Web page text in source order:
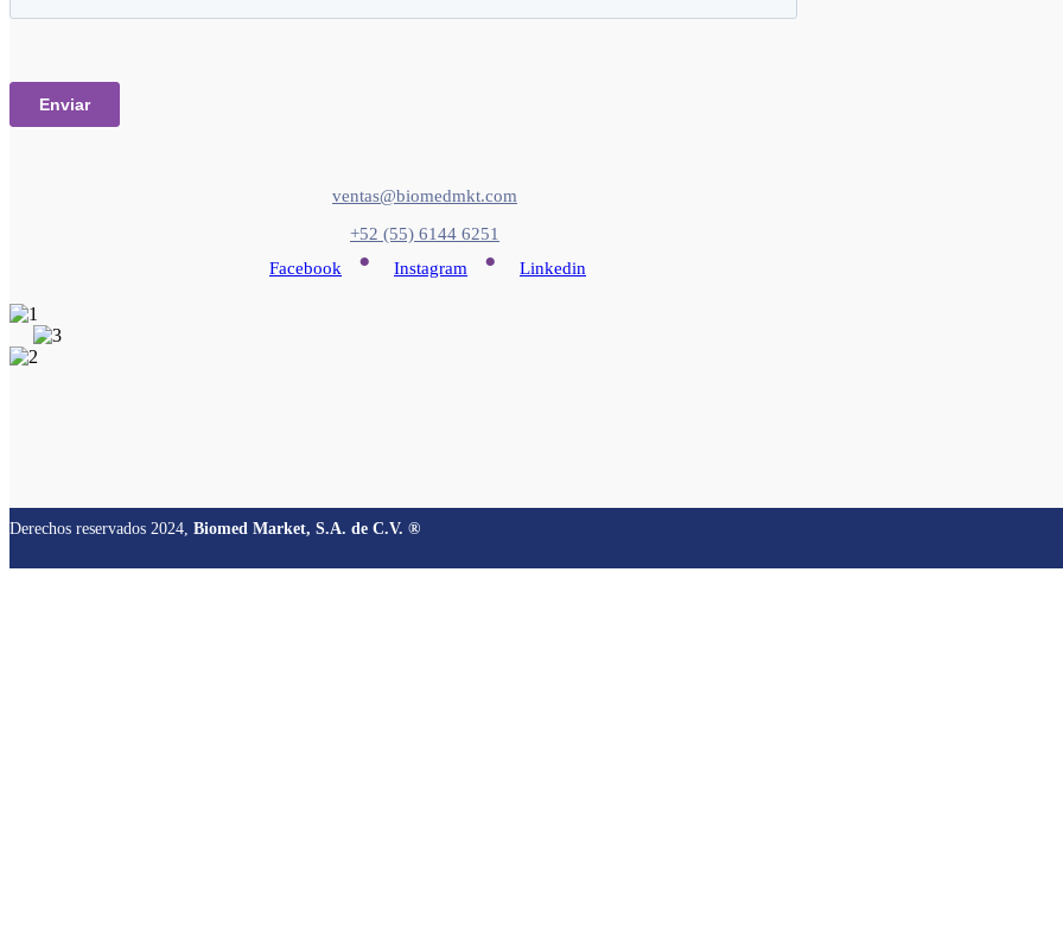
ventas@biomedmkt.com
+52 (55) 6144 6251
Facebook
• Instagram • Linkedin
Derechos reservados 2024, Biomed Market, S.A. de C.V. ®